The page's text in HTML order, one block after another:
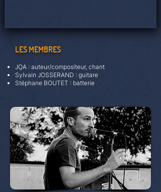
LES MEMBRES
JO̱A : auteur/compositeur, chant
Sylvain JOSSERAND : guitare
Stéphane BOUTET : batterie